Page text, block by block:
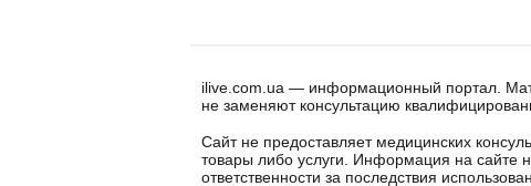
ilive.com.ua — информационный портал.
не заменяют консультацию
Сайт не предоставляет медицинских
товары либо услуги. Информация на сайте
ответственности за последствия